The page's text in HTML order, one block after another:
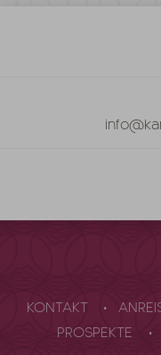
KONTAKT
PROSPEKTE